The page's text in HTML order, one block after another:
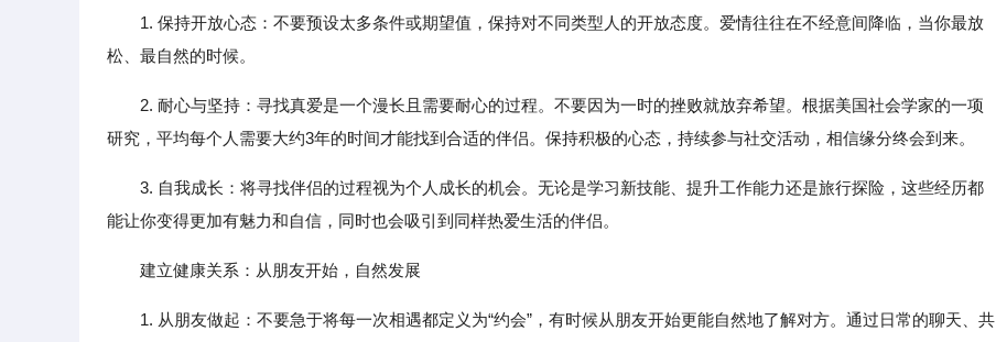
1. 保持开放心态：不要预设太多条件或期望值，保持对不同类型人的开放态度。爱情往往在不经意间降临，当你最放
松、最自然的时候。
2. 耐心与坚持：寻找真爱是一个漫长且需要耐心的过程。不要因为一时的挫败就放弃希望。根据美国社会学家的一项
研究，平均每个人需要大约3年的时间才能找到合适的伴侣。保持积极的心态，持续参与社交活动，相信缘分终会到来。
3. 自我成长：将寻找伴侣的过程视为个人成长的机会。无论是学习新技能、提升工作能力还是旅行探险，这些经历都
能让你变得更加有魅力和自信，同时也会吸引到同样热爱生活的伴侣。
建立健康关系：从朋友开始，自然发展
1. 从朋友做起：不要急于将每一次相遇都定义为“约会”，有时候从朋友开始更能自然地了解对方。通过日常的聊天、共